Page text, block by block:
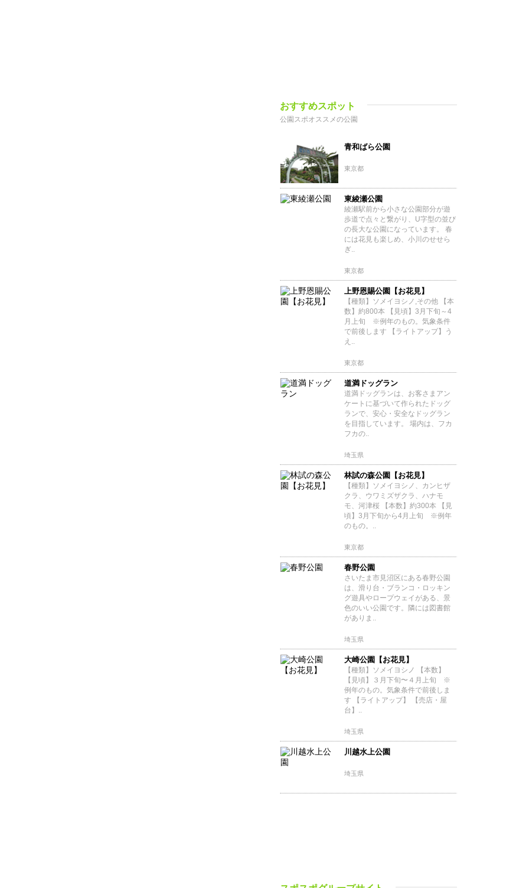
おすすめスポット
公園スポオススメの公園
青和ばら公園
東京都
東綾瀬公園
綾瀬駅前から小さな公園部分が遊
歩道で点々と繋がり、U字型の並び
の長大な公園になっています。 春
には花見も楽しめ、小川のせせら
ぎ..
東京都
上野恩賜公園【お花見】
【種類】ソメイヨシノ,その他 【本
数】約800本 【見頃】3月下旬～4
月上旬 ※例年のもの。気象条件
で前後します 【ライトアップ】う
え..
東京都
道満ドッグラン
道満ドッグランは、お客さまアン
ケートに基づいて作られたドッグ
ランで、安心・安全なドッグラン
を目指しています。 場内は、フカ
フカの..
埼玉県
林試の森公園【お花見】
【種類】ソメイヨシノ、カンヒザ
クラ、ウワミズザクラ、ハナモ
モ、河津桜 【本数】約300本 【見
頃】3月下旬から4月上旬 ※例年
のもの。..
東京都
春野公園
さいたま市見沼区にある春野公園
は、滑り台・ブランコ・ロッキン
グ遊具やロープウェイがある、景
色のいい公園です。隣には図書館
がありま..
埼玉県
大崎公園【お花見】
【種類】ソメイヨシノ 【本数】
【見頃】３月下旬〜４月上旬 ※
例年のもの。気象条件で前後しま
す 【ライトアップ】 【売店・屋
台】..
埼玉県
川越水上公園
埼玉県